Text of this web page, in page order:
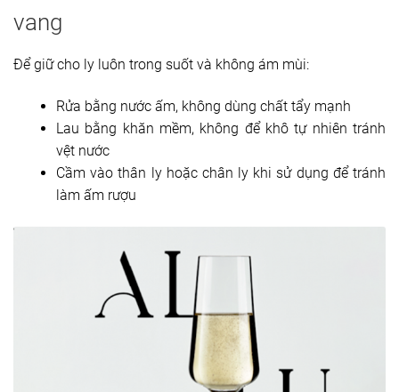
vang
Để giữ cho ly luôn trong suốt và không ám mùi:
Rửa bằng nước ấm, không dùng chất tẩy mạnh
Lau bằng khăn mềm, không để khô tự nhiên tránh
vệt nước
Cầm vào thân ly hoặc chân ly khi sử dụng để tránh
làm ấm rượu